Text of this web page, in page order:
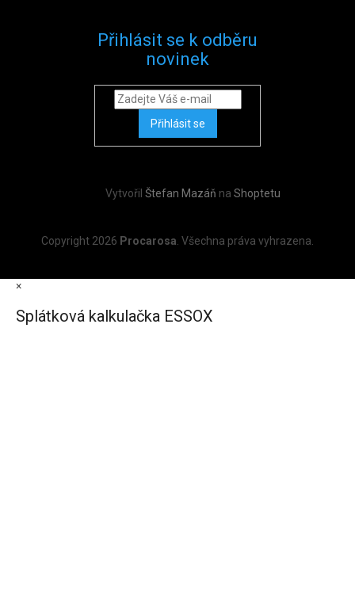
Přihlásit se k odběru
novinek
Přihlásit se
Vytvořil Štefan Mazáň na Shoptetu
Copyright 2026 Procarosa. Všechna práva vyhrazena.
×
Splátková kalkulačka ESSOX